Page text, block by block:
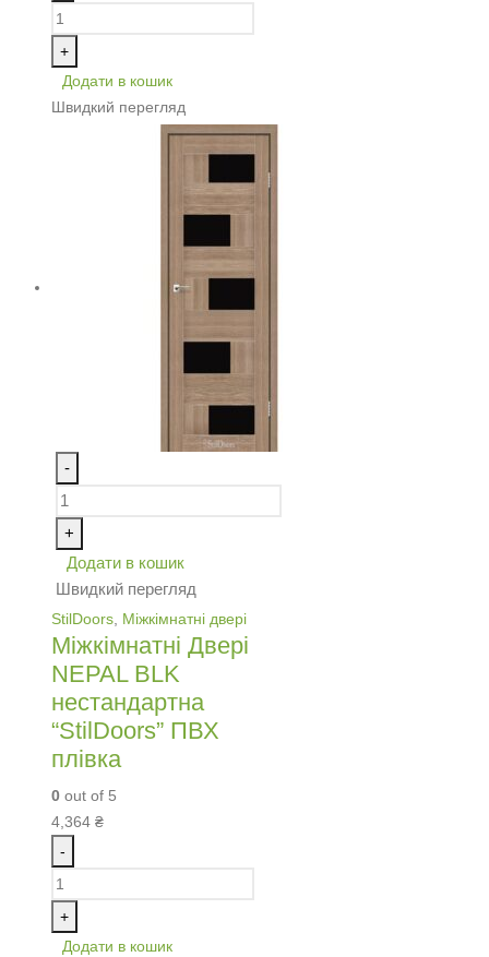
+
Додати в кошик
Швидкий перегляд
-
+
Додати в кошик
Швидкий перегляд
StilDoors, Міжкімнатні двері
Міжкімнатні Двері
NEPAL BLK
нестандартна
“StilDoors” ПВХ
плівка
0 out of 5
4,364 ₴
-
+
Додати в кошик